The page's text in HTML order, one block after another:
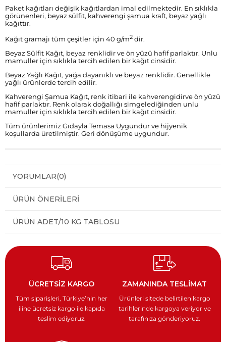
Paket kağıtları değişik kağıtlardan imal edilmektedir. En sıklıkla
görünenleri, beyaz sülfit, kahverengi şamua kraft, beyaz yağlı
kağıttır.
Kağıt gramajı tüm çeşitler için 40 g/m2 dir.
Beyaz Sülfit Kağıt, beyaz renklidir ve ön yüzü hafif parlaktır. Unlu
mamuller için sıklıkla tercih edilen bir kağıt cinsidir.
Beyaz Yağlı Kağıt, yağa dayanıklı ve beyaz renklidir. Genellikle
yağlı ürünlerde tercih edilir.
Kahverengi Şamua Kağıt, renk itibari ile kahverengidirve ön yüzü
hafif parlaktır. Renk olarak doğallığı simgelediğinden unlu
mamuller için sıklıkla tercih edilen bir kağıt cinsidir.
Tüm ürünlerimiz Gıdayla Temasa Uygundur ve hijyenik
koşullarda üretilmiştir. Geri dönüşüme uygundur.
YORUMLAR(0)
ÜRÜN ÖNERILERI
ÜRÜN ADET/10 KG TABLOSU
ÜCRETSİZ KARGO
Tüm siparişleri, Türkiye’nin her
iline ücretsiz kargo ilekapıda
teslim ediyoruz.
ZAMANINDA TESLİMAT
Ürünleri sitede belirtilen kargo
tarihlerinde kargoya veriyorve
tarafınıza gönderiyoruz.